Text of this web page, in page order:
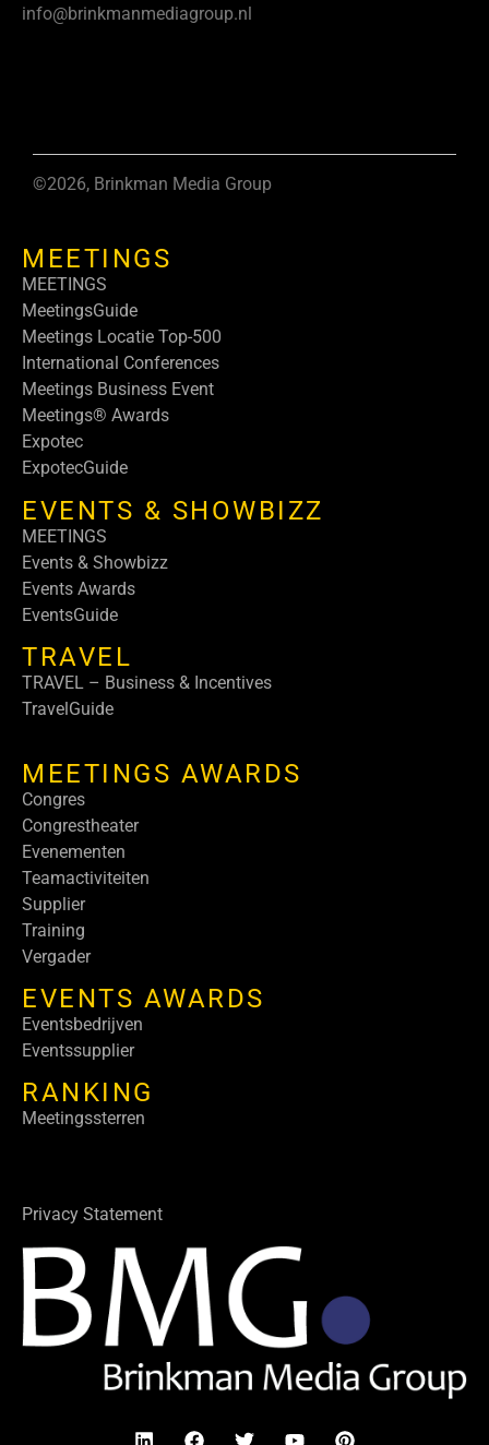
info@brinkmanmediagroup.nl
©2026, Brinkman Media Group
MEETINGS
MEETINGS
MeetingsGuide
Meetings Locatie Top-500
International Conferences
Meetings Business Event
Meetings® Awards
Expotec
ExpotecGuide
EVENTS & SHOWBIZZ
MEETINGS
Events & Showbizz
Events Awards
EventsGuide
TRAVEL
TRAVEL – Business & Incentives
TravelGuide
MEETINGS AWARDS
Congres
Congrestheater
Evenementen
Teamactiviteiten
Supplier
Training
Vergader
EVENTS AWARDS
Eventsbedrijven
Eventssupplier
RANKING
Meetingssterren
Privacy Statement